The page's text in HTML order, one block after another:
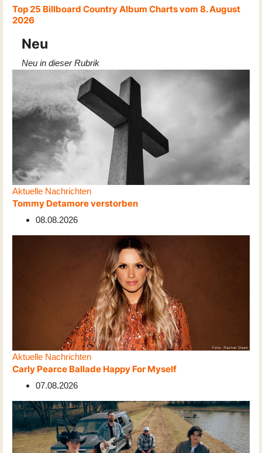
Top 25 Billboard Country Album Charts vom 8. August
2026
Neu
Neu in dieser Rubrik
Aktuelle Nachrichten
Tommy Detamore verstorben
08.08.2026
Aktuelle Nachrichten
Carly Pearce Ballade Happy For Myself
07.08.2026